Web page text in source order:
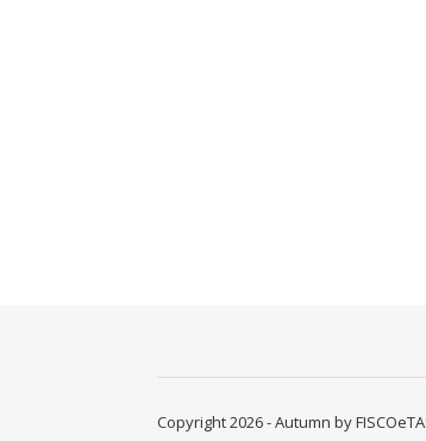
Copyright 2026 - Autumn by